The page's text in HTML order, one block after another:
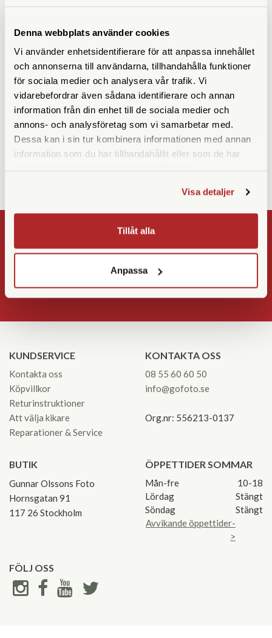
Denna webbplats använder cookies
Vi använder enhetsidentifierare för att anpassa innehållet
och annonserna till användarna, tillhandahålla funktioner
för sociala medier och analysera vår trafik. Vi
vidarebefordrar även sådana identifierare och annan
information från din enhet till de sociala medier och
annons- och analysföretag som vi samarbetar med.
Dessa kan i sin tur kombinera informationen med annan
information som du har tillhandahållit eller som de har
Visa detaljer
Tillåt alla
Anpassa
Sigma
Sigma BP-81
Finns i lager
1.890 SEK
Lexar
Lexar CFexpress Pro Silver
Serie R1750/W1300 512GB
Tillfälligt slut
2.990 SEK
NYHETSBREV
KUNDSERVICE
Kontakta oss
Köpvillkor
Returinstruktioner
Att välja kikare
Reparationer & Service
KONTAKTA OSS
08 55 60 60 50
info@gofoto.se
Org.nr: 556213-0137
BUTIK
Gunnar Olssons Foto
Hornsgatan 91
117 26 Stockholm
ÖPPETTIDER SOMMAR
Mån-fre
10-18
Lördag
Stängt
Söndag
Stängt
Avvikande öppettider-
>
FÖLJ OSS